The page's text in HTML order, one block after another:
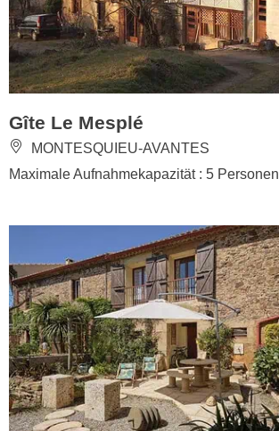
Gîte Le Mesplé
MONTESQUIEU-AVANTES
Maximale Aufnahmekapazität : 5 Personen